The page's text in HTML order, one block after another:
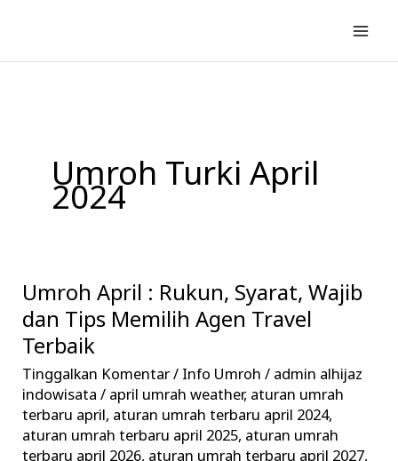
konten
Umroh Turki April
2024
Umroh April : Rukun, Syarat, Wajib
dan Tips Memilih Agen Travel
Terbaik
Tinggalkan Komentar/ Info Umroh / admin alhijaz
indowisata/ april umrah weather, aturan umrah
terbaru april, aturan umrah terbaru april 2024,
aturan umrah terbaru april 2025, aturan umrah
Umroh
April
:
Rukun,
Syarat,
Wajib
dan